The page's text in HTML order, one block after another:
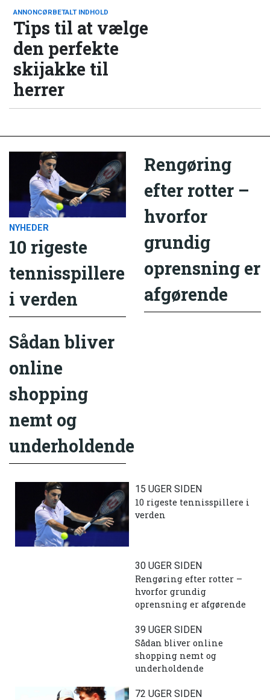
ANNONCØRBETALT INDHOLD
Tips til at vælge
den perfekte
skijakke til
herrer
NYHEDER
10 rigeste
tennisspillere
i verden
Rengøring
efter rotter –
hvorfor
grundig
oprensning er
afgørende
Sådan bliver
online
shopping
nemt og
underholdende
15 UGER SIDEN
10 rigeste tennisspillere i
verden
30 UGER SIDEN
Rengøring efter rotter –
hvorfor grundig
oprensning er afgørende
39 UGER SIDEN
Sådan bliver online
shopping nemt og
underholdende
72 UGER SIDEN